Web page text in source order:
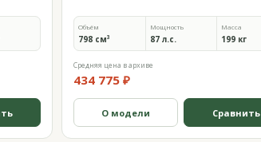
Объём
798 см³
Мощность
87 л.с.
Масса
199 кг
Средняя цена в архиве
434 775 ₽
О модели Сравнить